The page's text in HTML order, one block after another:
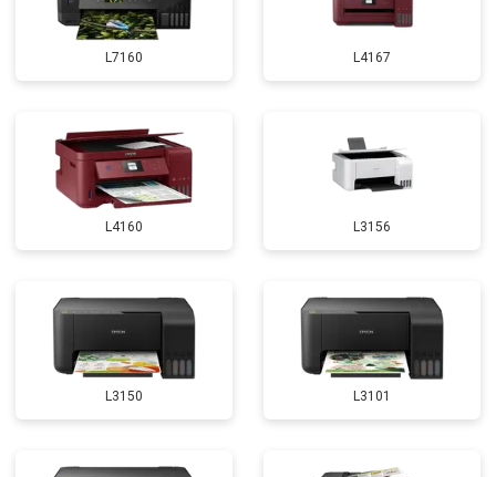
L7160 L4167
L4160 L3156
L3150 L3101